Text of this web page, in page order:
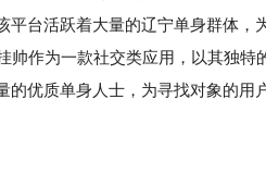
平台活跃着大量的辽宁单身群体，
作为一款社交类应用，以其独特
的优质单身人士，为寻找对象的用